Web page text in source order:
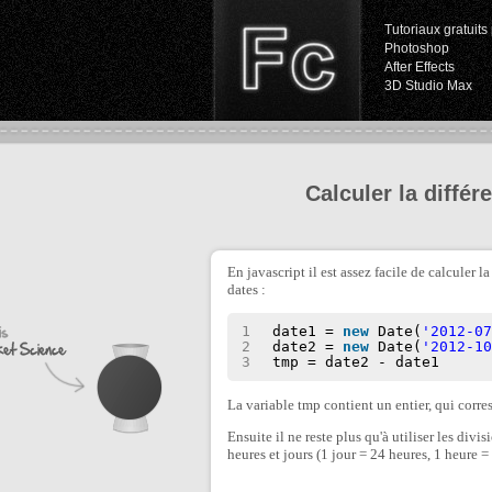
Tutoriaux gratuits
Photoshop
After Effects
3D Studio Max
Calculer la
En javascript il est assez facile de calculer
dates :
1
2
3
date1 = new Date( '2012-
date2 = new Date( '2012-
tmp = date2 - date1
La variable tmp contient un entier, qui
Ensuite il ne reste plus qu'à utiliser les
heures et jours (1 jour = 24 heures, 1 heure